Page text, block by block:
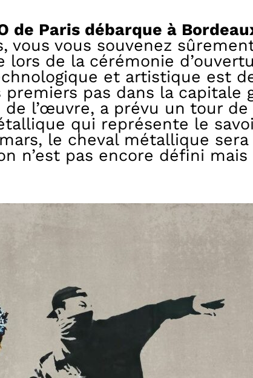
de Paris débarque à
vous vous souvenez
de la cérémonie
et artistique est
pas dans la capitale
l’œuvre, a prévu un tour
qui représente le
le cheval métallique
n’est pas encore défini